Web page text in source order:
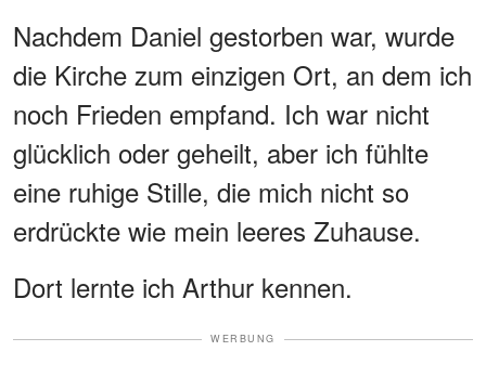
Nachdem Daniel gestorben war, wurde
die Kirche zum einzigen Ort, an dem ich
noch Frieden empfand. Ich war nicht
glücklich oder geheilt, aber ich fühlte
eine ruhige Stille, die mich nicht so
erdrückte wie mein leeres Zuhause.
Dort lernte ich Arthur kennen.
WERBUNG